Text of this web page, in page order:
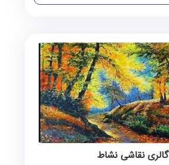
0 آگهی
0 آگهی
0 آگهی
0 آگهی
گالری نقاشی نشاط